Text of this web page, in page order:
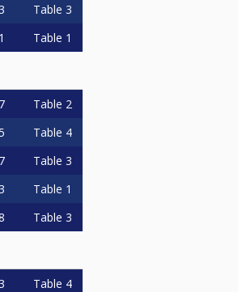
Table 3
Table 1
Table 2
Table 4
Table 3
Table 1
Table 3
Table 4